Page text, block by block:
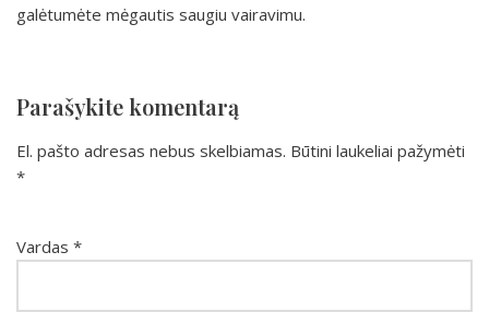
galėtumėte mėgautis saugiu vairavimu.
Parašykite komentarą
El. pašto adresas nebus skelbiamas. Būtini laukeliai pažymėti
*
Vardas *